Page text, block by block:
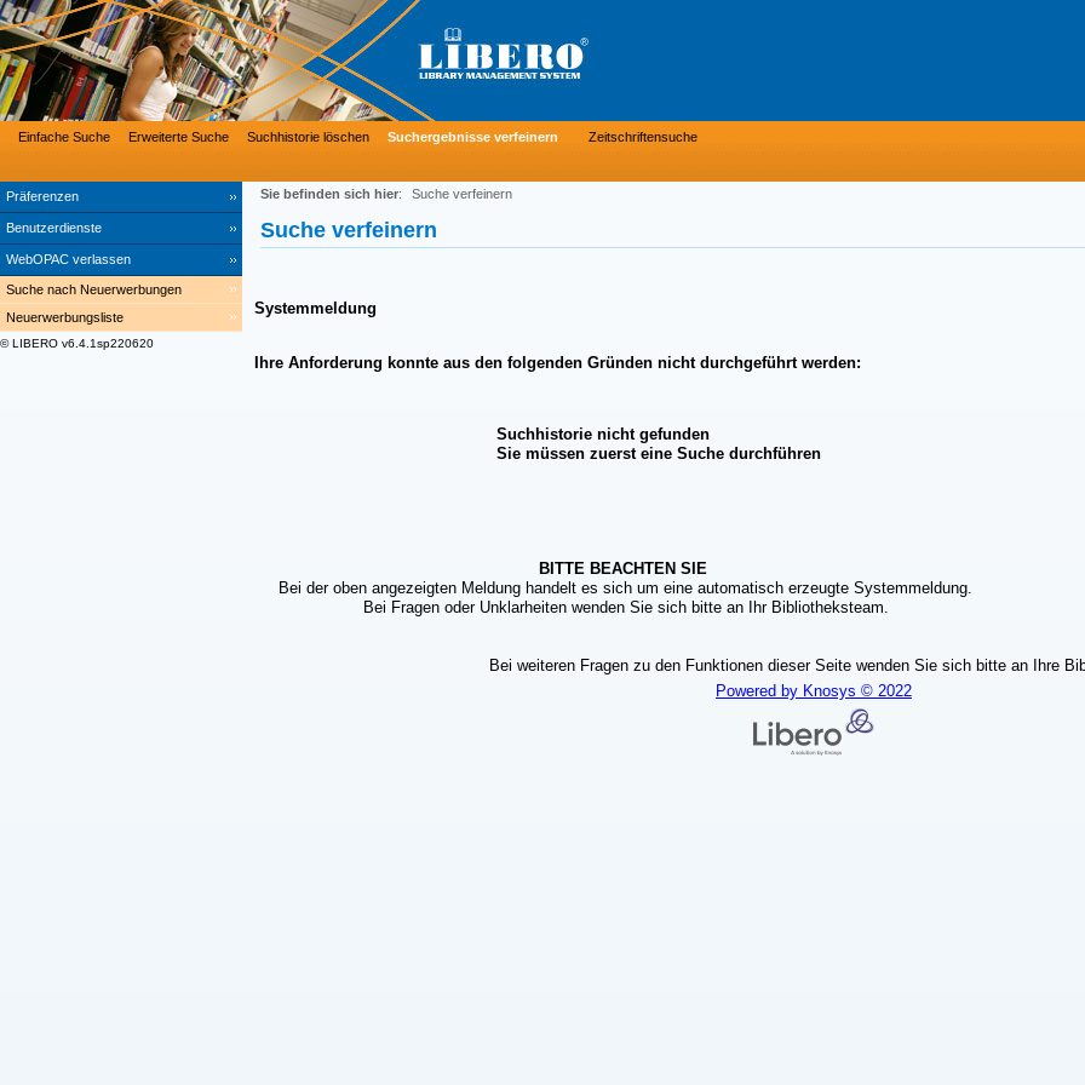
Präferenzen
Benutzerdienste
WebOPAC verlassen
Einfache Suche Erweiterte Suche Suchhistorie löschen Suchergebnisse verfeinern Zeitschriftensuche
Suche nach Neuerwerbungen
Neuerwerbungsliste
© LIBERO v6.4.1sp220620
Sie befinden sich hier: Suche verfeinern
Suche verfeinern
Systemmeldung
Ihre Anforderung konnte aus den folgenden Gründen nicht durchgeführt werden:
Suchhistorie nicht gefunden
Sie müssen zuerst eine Suche durchführen
BITTE BEACHTEN SIE
Bei der oben angezeigten Meldung handelt es sich um eine automatisch erzeugte Systemmeldung.
Bei Fragen oder Unklarheiten wenden Sie sich bitte an Ihr Bibliotheksteam.
Bei weiteren Fragen zu den Funktionen dieser Seite wenden Sie sich bitte an Ihre
Powered by Knosys © 2022